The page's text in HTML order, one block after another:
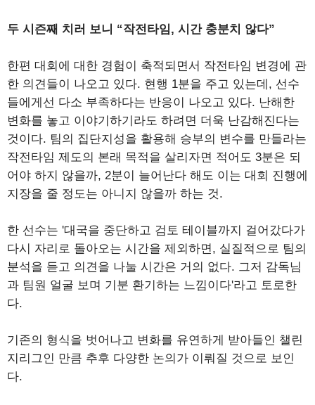
두 시즌째 치러 보니 “작전타임, 시간 충분치 않다”
한편 대회에 대한 경험이 축적되면서 작전타임 변경에 관
한 의견들이 나오고 있다. 현행 1분을 주고 있는데, 선수
들에게선 다소 부족하다는 반응이 나오고 있다. 난해한
변화를 놓고 이야기하기라도 하려면 더욱 난감해진다는
것이다. 팀의 집단지성을 활용해 승부의 변수를 만들라는
작전타임 제도의 본래 목적을 살리자면 적어도 3분은 되
어야 하지 않을까, 2분이 늘어난다 해도 이는 대회 진행에
지장을 줄 정도는 아니지 않을까 하는 것.
한 선수는 '대국을 중단하고 검토 테이블까지 걸어갔다가
다시 자리로 돌아오는 시간을 제외하면, 실질적으로 팀의
분석을 듣고 의견을 나눌 시간은 거의 없다. 그저 감독님
과 팀원 얼굴 보며 기분 환기하는 느낌이다'라고 토로한
다.
기존의 형식을 벗어나고 변화를 유연하게 받아들인 챌린
지리그인 만큼 추후 다양한 논의가 이뤄질 것으로 보인
다.